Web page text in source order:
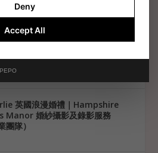
人的婚禮
客
英國浪漫婚禮｜Hampshire
Manor 婚紗攝影及錄影服務
團隊）
Deny
Accept All